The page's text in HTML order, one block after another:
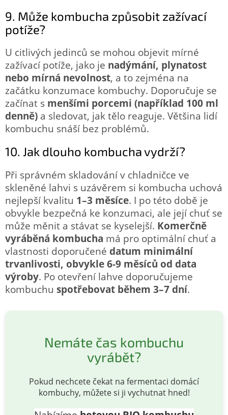
9. Může kombucha způsobit zažívací
potíže?
U citlivých jedinců se mohou objevit mírné
zažívací potíže, jako je nadýmání, plynatost
nebo mírná nevolnost, a to zejména na
začátku konzumace kombuchy. Doporučuje se
začínat s menšími porcemi (například 100 ml
denně) a sledovat, jak tělo reaguje. Většina lidí
kombuchu snáší bez problémů.
10. Jak dlouho kombucha vydrží?
Při správném skladování v chladničce ve
skleněné lahvi s uzávěrem si kombucha uchová
nejlepší kvalitu 1–3 měsíce. I po této době je
obvykle bezpečná ke konzumaci, ale její chuť se
může měnit a stávat se kyselejší. Komerčně
vyráběná kombucha má pro optimální chuť a
vlastnosti doporučené datum minimální
trvanlivosti, obvykle 6-9 měsíců od data
výroby. Po otevření lahve doporučujeme
kombuchu spotřebovat během 3–7 dní.
Nemáte čas kombuchu
vyrábět?
Pokud nechcete čekat na fermentaci domácí
kombuchy, můžete si ji vychutnat hned!